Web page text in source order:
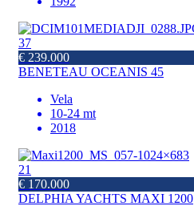
37
€ 239.000
BENETEAU OCEANIS 45
Vela
10-24 mt
2018
21
€ 170.000
DELPHIA YACHTS MAXI 1200